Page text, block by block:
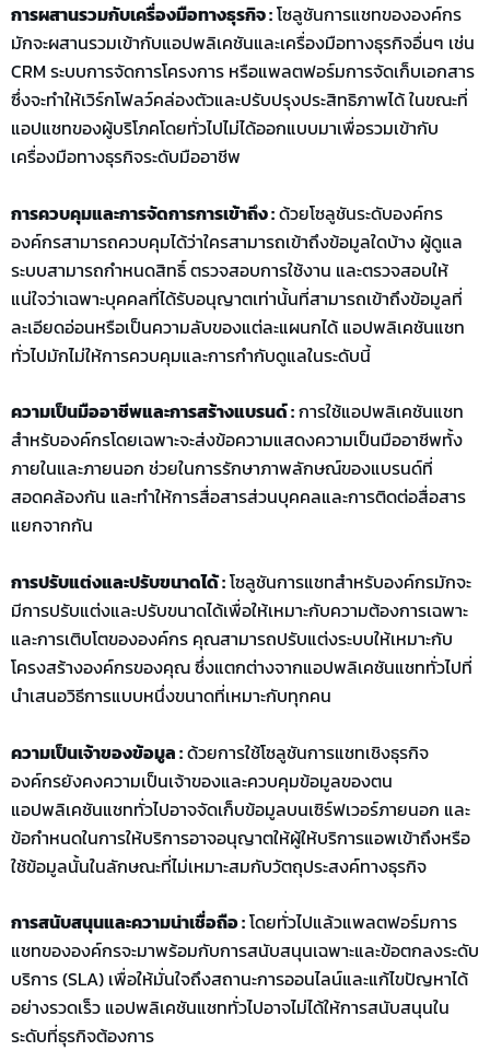
การผสานรวมกับเครื่องมือทางธุรกิจ :โซลูชันการแชทขององค์กร
มักจะผสานรวมเข้ากับแอปพลิเคชันและเครื่องมือทางธุรกิจอื่นๆ เช่น
CRM ระบบการจัดการโครงการ หรือแพลตฟอร์มการจัดเก็บเอกสาร
ซึ่งจะทำให้เวิร์กโฟลว์คล่องตัวและปรับปรุงประสิทธิภาพได้ ในขณะที่
แอปแชทของผู้บริโภคโดยทั่วไปไม่ได้ออกแบบมาเพื่อรวมเข้ากับ
เครื่องมือทางธุรกิจระดับมืออาชีพ
การควบคุมและการจัดการการเข้าถึง :ด้วยโซลูชันระดับองค์กร
องค์กรสามารถควบคุมได้ว่าใครสามารถเข้าถึงข้อมูลใดบ้าง ผู้ดูแล
ระบบสามารถกำหนดสิทธิ์ ตรวจสอบการใช้งาน และตรวจสอบให้
แน่ใจว่าเฉพาะบุคคลที่ได้รับอนุญาตเท่านั้นที่สามารถเข้าถึงข้อมูลที่
ละเอียดอ่อนหรือเป็นความลับของแต่ละแผนกได้ แอปพลิเคชันแชท
ทั่วไปมักไม่ให้การควบคุมและการกำกับดูแลในระดับนี้
ความเป็นมืออาชีพและการสร้างแบรนด์ :การใช้แอปพลิเคชันแชท
สำหรับองค์กรโดยเฉพาะจะส่งข้อความแสดงความเป็นมืออาชีพทั้ง
ภายในและภายนอก ช่วยในการรักษาภาพลักษณ์ของแบรนด์ที่
สอดคล้องกัน และทำให้การสื่อสารส่วนบุคคลและการติดต่อสื่อสาร
แยกจากกัน
การปรับแต่งและปรับขนาดได้ :โซลูชันการแชทสำหรับองค์กรมักจะ
มีการปรับแต่งและปรับขนาดได้เพื่อให้เหมาะกับความต้องการเฉพาะ
และการเติบโตขององค์กร คุณสามารถปรับแต่งระบบให้เหมาะกับ
โครงสร้างองค์กรของคุณ ซึ่งแตกต่างจากแอปพลิเคชันแชททั่วไปที่
นำเสนอวิธีการแบบหนึ่งขนาดที่เหมาะกับทุกคน
ความเป็นเจ้าของข้อมูล :ด้วยการใช้โซลูชันการแชทเชิงธุรกิจ
องค์กรยังคงความเป็นเจ้าของและควบคุมข้อมูลของตน
แอปพลิเคชันแชททั่วไปอาจจัดเก็บข้อมูลบนเซิร์ฟเวอร์ภายนอก และ
ข้อกำหนดในการให้บริการอาจอนุญาตให้ผู้ให้บริการแอพเข้าถึงหรือ
ใช้ข้อมูลนั้นในลักษณะที่ไม่เหมาะสมกับวัตถุประสงค์ทางธุรกิจ
การสนับสนุนและความน่าเชื่อถือ :โดยทั่วไปแล้วแพลตฟอร์มการ
แชทขององค์กรจะมาพร้อมกับการสนับสนุนเฉพาะและข้อตกลงระดับ
บริการ (SLA) เพื่อให้มั่นใจถึงสถานะการออนไลน์และแก้ไขปัญหาได้
อย่างรวดเร็ว แอปพลิเคชันแชททั่วไปอาจไม่ได้ให้การสนับสนุนใน
ระดับที่ธุรกิจต้องการ